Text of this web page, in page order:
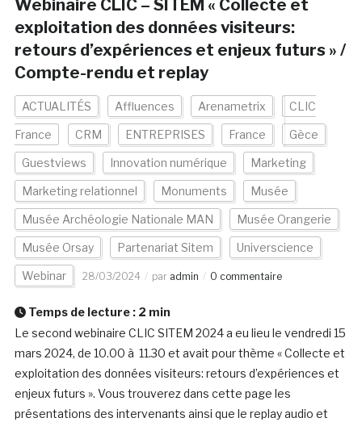
Webinaire CLIC – SITEM « Collecte et
exploitation des données visiteurs:
retours d’expériences et enjeux futurs » /
Compte-rendu et replay
ACTUALITÉS Affluences Arenametrix CLIC
France CRM ENTREPRISES France Gèce
Guestviews Innovation numérique Marketing
Marketing relationnel Monuments Musée
Musée Archéologie Nationale MAN Musée Orangerie
Musée Orsay Partenariat Sitem Universcience
Webinar 28/03/2024 par admin 0 commentaire
Temps de lecture : 2 min
Le second webinaire CLIC SITEM 2024 a eu lieu le vendredi 15
mars 2024, de 10.00 à 11.30 et avait pour thème « Collecte et
exploitation des données visiteurs: retours d’expériences et
enjeux futurs ». Vous trouverez dans cette page les
présentations des intervenants ainsi que le replay audio et